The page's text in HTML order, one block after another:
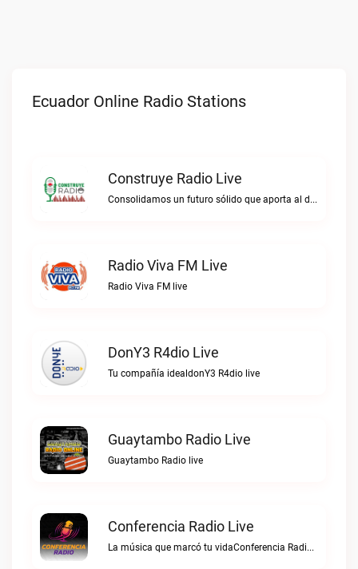
Ecuador Online Radio Stations
Construye Radio Live
Consolidamos un futuro sólido que aporta al desarrollo.Construye Radio live
Radio Viva FM Live
Radio Viva FM live
DonY3 R4dio Live
Tu compañía idealdonY3 R4dio live
Guaytambo Radio Live
Guaytambo Radio live
Conferencia Radio Live
La música que marcó tu vidaConferencia Radio live